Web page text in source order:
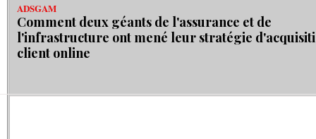
ADSGAM
Comment deux géants de l'assurance et de
l'infrastructure ont mené leur stratégie
client online